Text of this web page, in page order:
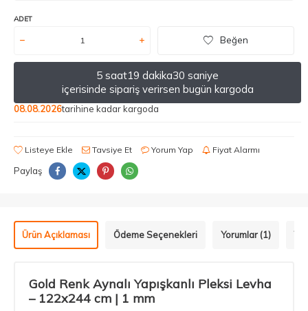
ADET
Beğen
5 saat19 dakika30 saniye
içerisinde sipariş verirsen bugün kargoda
08.08.2026tarihine kadar kargoda
Listeye Ekle Tavsiye Et Yorum Yap Fiyat Alarmı
Paylaş
Ürün Açıklaması Ödeme Seçenekleri Yorumlar (1)
Gold Renk Aynalı Yapışkanlı Pleksi Levha
– 122x244 cm | 1 mm